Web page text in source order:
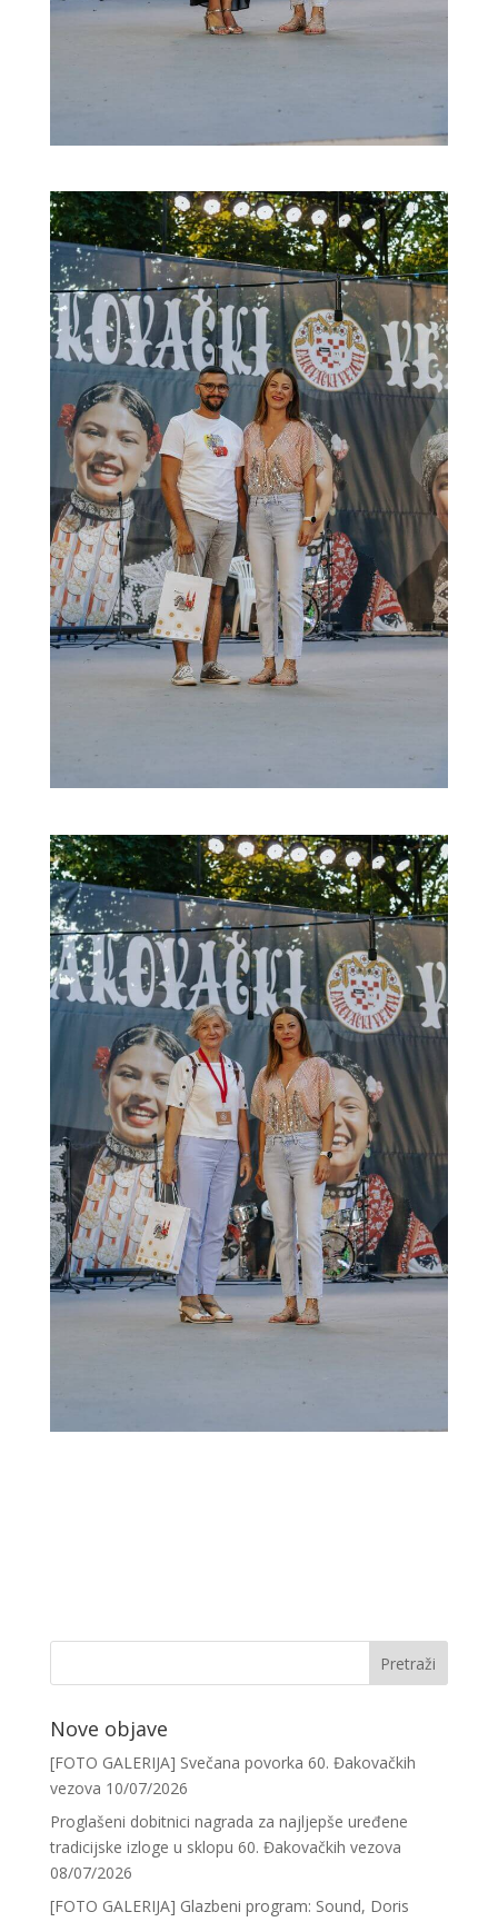
Nove objave
[FOTO GALERIJA] Svečana povorka 60. Đakovačkih
vezova 10/07/2026
Proglašeni dobitnici nagrada za najljepše uređene
tradicijske izloge u sklopu 60. Đakovačkih vezova
08/07/2026
[FOTO GALERIJA] Glazbeni program: Sound, Doris